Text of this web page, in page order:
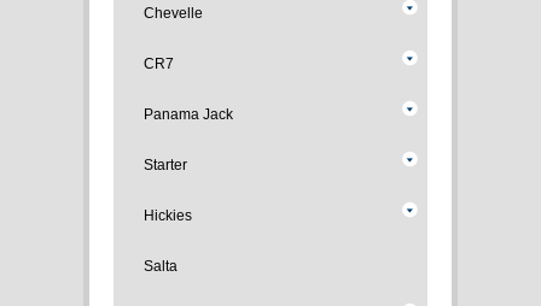
Chevelle
CR7
Panama Jack
Starter
Hickies
Salta